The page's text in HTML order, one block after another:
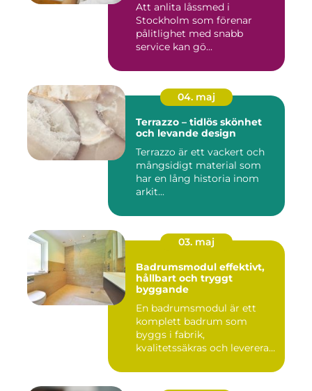
Att anlita låssmed i
Stockholm som förenar
pålitlighet med snabb
service kan gö...
04. maj
Terrazzo – tidlös skönhet
och levande design
Terrazzo är ett vackert och
mångsidigt material som
har en lång historia inom
arkit...
03. maj
Badrumsmodul effektivt,
hållbart och tryggt
byggande
En badrumsmodul är ett
komplett badrum som
byggs i fabrik,
kvalitetssäkras och levereras